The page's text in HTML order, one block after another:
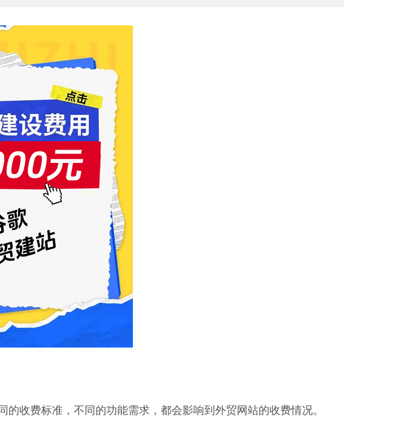
收费标准，不同的功能需求，都会影响到外贸网站的收费情况。